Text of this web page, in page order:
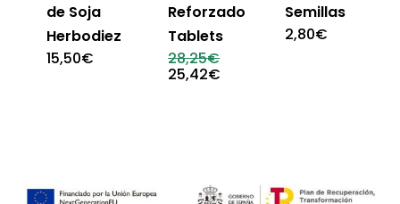
de Soja
Herbodiez
15,50€
Reforzado
Tablets
28,25€El
precio
25,42€
Semillas
2,80€